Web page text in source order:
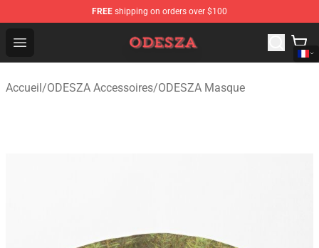
FREE shipping on orders over $100
Open menu
ODESZA Shop - Official ODESZA Merchandise Store
Accueil/ODESZA Accessoires/ODESZA Masque